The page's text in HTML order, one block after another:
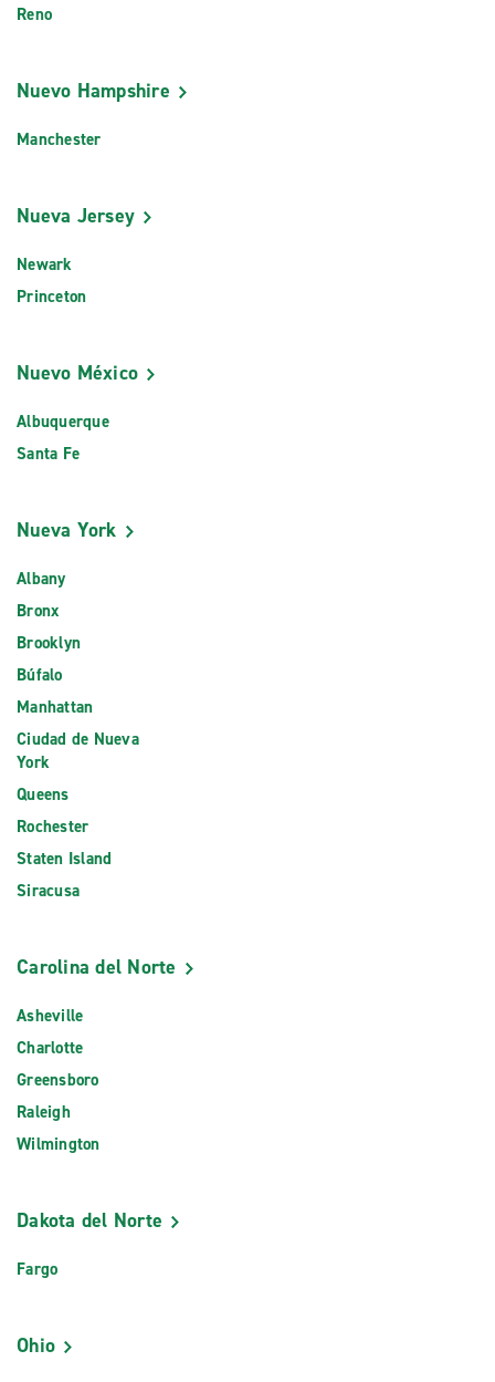
Reno
Nuevo Hampshire
Manchester
Nueva Jersey
Newark
Princeton
Nuevo México
Albuquerque
Santa Fe
Nueva York
Albany
Bronx
Brooklyn
Búfalo
Manhattan
Ciudad de Nueva
York
Queens
Rochester
Staten Island
Siracusa
Carolina del Norte
Asheville
Charlotte
Greensboro
Raleigh
Wilmington
Dakota del Norte
Fargo
Ohio